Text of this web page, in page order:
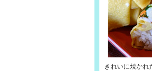
きれいに焼かれ